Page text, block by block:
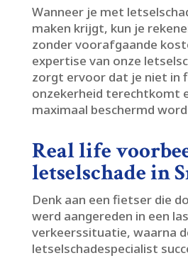
Wanneer je met
maken krijgt, kun je
zonder voorafgaande
expertise van onze
zorgt ervoor dat je niet in
onzekerheid terechtkomt
maximaal beschermd
Real life
letselschade in
Denk aan een fietser die
werd aangereden in een
verkeerssituatie, waarna
letselschadespecialist